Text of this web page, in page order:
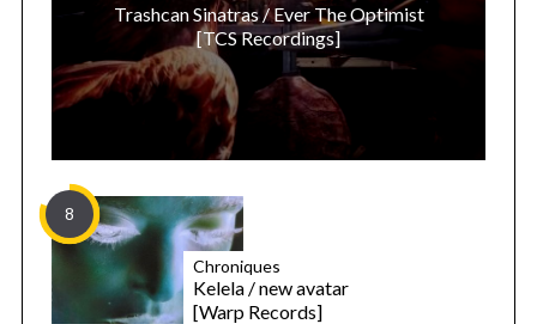
Trashcan Sinatras / Ever The Optimist
[TCS Recordings]
8
Chroniques
Kelela / new avatar
[Warp Records]